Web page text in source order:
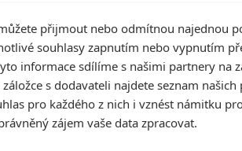
původně unikla již minulý
fanoušků, kteří se občas mylně
Marvel) stane novým Bondem.
je úplně jedno, jakou roli ve
Lashana musí (kvůli přijetí
nevnímat a raději se soustředí na
může být součástí něčeho
přijmout nebo odmítnou najednou
souhlasy zapnutím nebo vypnutím
informace sdílíme s našimi partnery na
s dodavateli najdete seznam našich
pro každého z nich i vznést námitku
zájem vaše data zpracovat.